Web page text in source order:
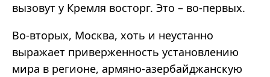
вызовут у Кремля восторг. Это – во-первых.
Во-вторых, Москва, хоть и неустанно
выражает приверженность установлению
мира в регионе, армяно-азербайджанскую